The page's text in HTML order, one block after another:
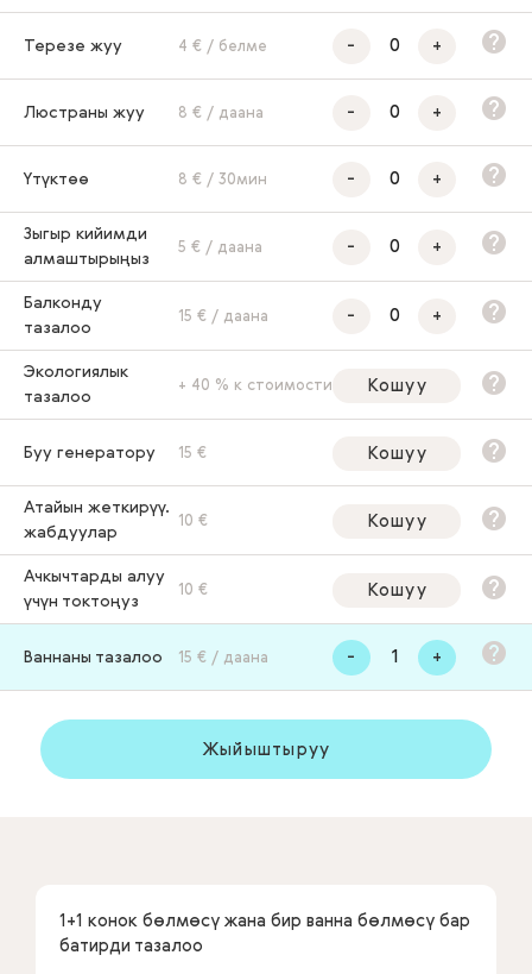
Терезе жуу 4 € / белме - +
Люстраны жуу 8 € / даана - +
Үтүктөө 8 € / 30мин - +
Зыгыр кийимди
алмаштырыңыз
5 € / даана - +
Балконду
тазалоо
15 € / даана - +
Экологиялык
тазалоо
+ 40 % к стоимости Кошуу
Буу генератору 15 € Кошуу
Атайын жеткирүү.
жабдуулар
10 € Кошуу
Ачкычтарды алуу
үчүн токтоңуз
10 € Кошуу
Ваннаны тазалоо 15 € / даана - +
Жыйыштыруу
1+1 конок бөлмөсү жана бир ванна бөлмөсү бар
батирди тазалоо